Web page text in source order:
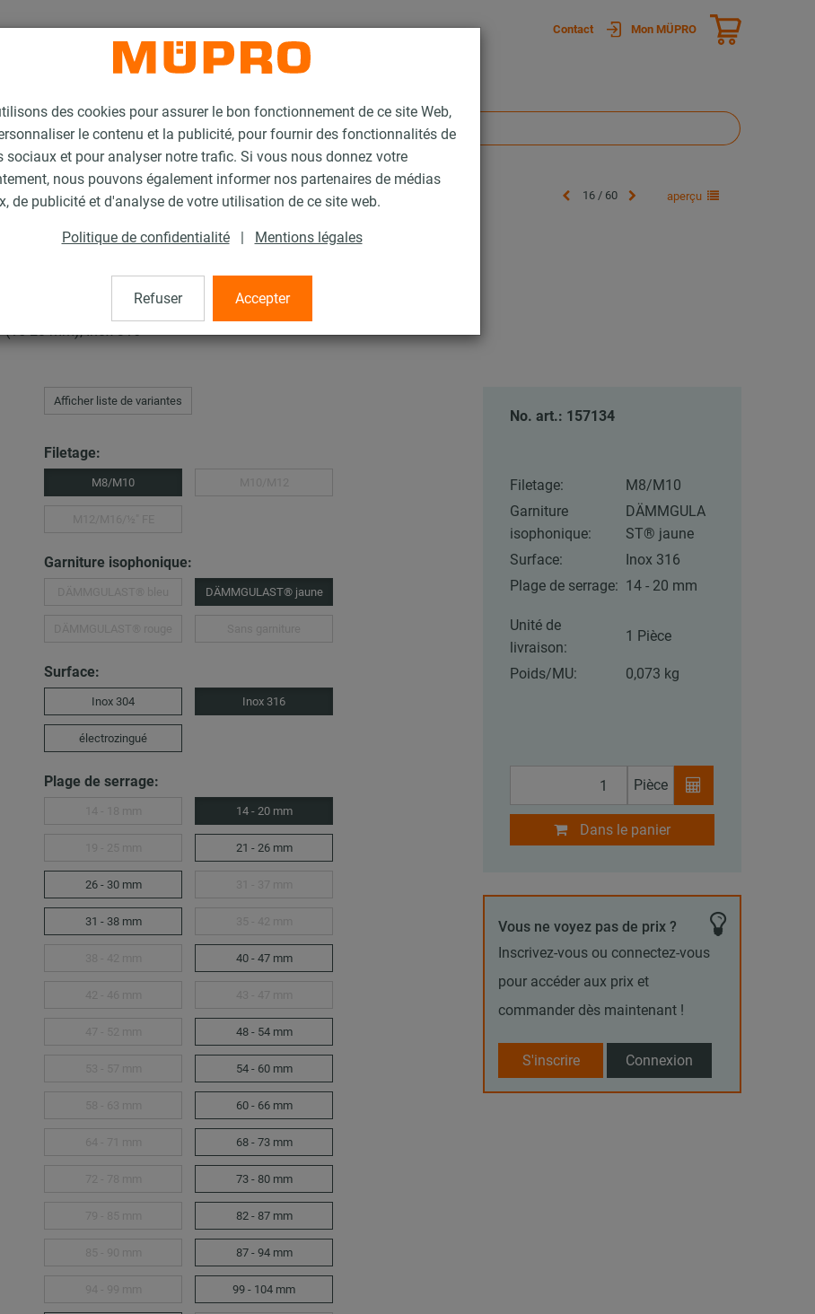
des cookies pour assurer le bon fonctionnement de ce site Web,
le contenu et la publicité, pour fournir des fonctionnalités de
sociaux et pour analyser notre trafic. Si vous nous donnez votre
nous pouvons également informer nos partenaires de médias
de publicité et d'analyse de votre utilisation de ce site web.
Politique de confidentialité | Mentions légales
Refuser Accepter
Contact Mon MÜPRO
16 / 60 aperçu
20 mm), Inox 316
Afficher liste de variantes
Filetage:
M8/M10
Garniture isophonique:
DÄMMGULAST® jaune
Surface:
Inox 304 Inox 316
électrozingué
Plage de serrage:
14 - 20 mm
21 - 26 mm
26 - 30 mm
31 - 38 mm
40 - 47 mm
48 - 54 mm
54 - 60 mm
60 - 66 mm
68 - 73 mm
73 - 80 mm
82 - 87 mm
87 - 94 mm
99 - 104 mm
No. art.: 157134
Filetage:
M8/M10
Garniture
isophonique:
DÄMMGULA
ST® jaune
Surface:
Inox 316
Plage de serrage: 14 - 20 mm
Unité de
livraison:
1 Pièce
Poids/MU: 0,073 kg
Pièce
Dans le panier
Vous ne voyez pas de prix ?
Inscrivez-vous ou connectez-vous
pour accéder aux prix et
commander dès maintenant !
S'inscrire Connexion